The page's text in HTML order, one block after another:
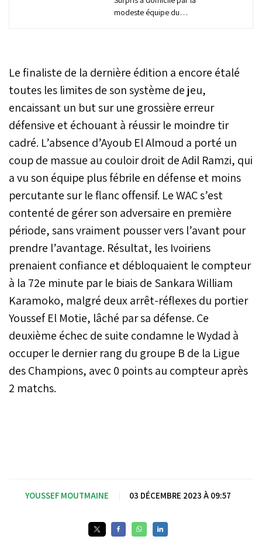
modeste équipe du
d’Afrique, le Wydad de
Casablanca n’aura pas
droit à l’erreur, ce samedi
(20 h), lors de son
deuxième match de phase
à l’ASEC Abidjan. Sous
pression à cause de la
succession des revers, le
coach des Rouges, Adil
Ramzi, devra trouver des
solutions au manque de
réalisme de son équipe,
pour ramener les trois
points de la victoire de
Côte d’Ivoire et calmer la
grogne des supporters qui
ne cesse de grandir. Pour
ce match, Ramzi devrait
se passer des services de
son attaquant libyen,
Hamdou Elhouni, blessé à
contre l’AS FAR.
Le finaliste de la dernière édition a encore étalé
toutes les limites de son système de jeu,
encaissant un but sur une grossière erreur
défensive et échouant à réussir le moindre tir
cadré. L’absence d’Ayoub El Almoud a porté un
coup de massue au couloir droit de Adil Ramzi, qui
a vu son équipe plus fébrile en défense et moins
percutante sur le flanc offensif. Le WAC s’est
contenté de gérer son adversaire en première
période, sans vraiment pousser vers l’avant pour
prendre l’avantage. Résultat, les Ivoiriens
prenaient confiance et débloquaient le compteur
à la 72e minute par le biais de Sankara William
Karamoko, malgré deux arrêt-réflexes du portier
Youssef El Motie, lâché par sa défense. Ce
deuxième échec de suite condamne le Wydad à
occuper le dernier rang du groupe B de la Ligue
des Champions, avec 0 points au compteur après
2 matchs.
YOUSSEF MOUTMAINE 03 DÉCEMBRE 2023 À 09:57